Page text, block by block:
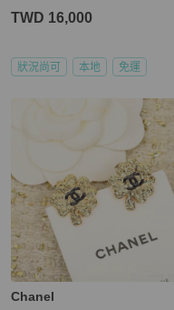
TWD 16,000
狀況尚可 本地 免運
Chanel